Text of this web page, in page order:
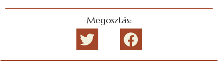
Megosztás: